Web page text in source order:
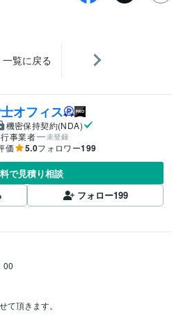
一覧に戻る
オフィス
機密保持契約(NDA)
事業者
未登録
価 5.0フォロワー199
で見積り相談
フォロー199
00
て頂きます。